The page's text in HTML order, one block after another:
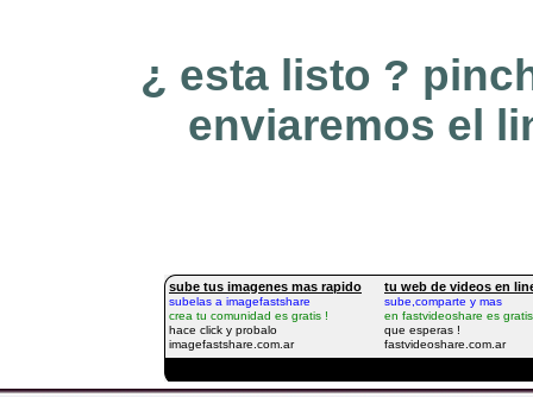
¿ esta listo ?
enviaremos el